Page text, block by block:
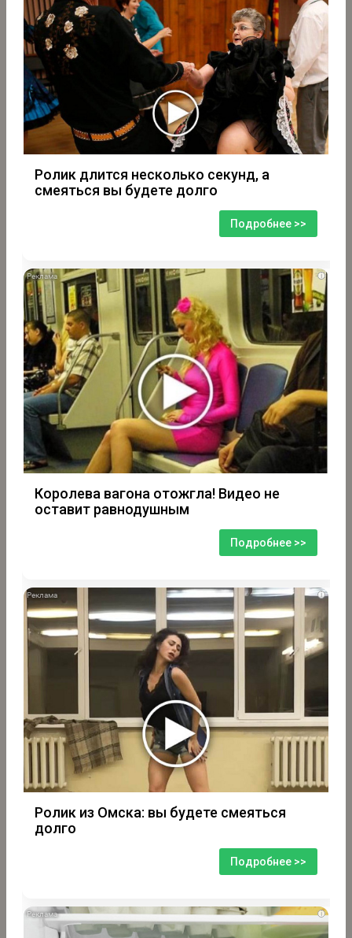
Ролик длится несколько секунд, а
смеяться вы будете долго
Подробнее >>
i
Королева вагона отожгла! Видео не
оставит равнодушным
Подробнее >>
i
Ролик из Омска: вы будете смеяться
долго
Подробнее >>
i